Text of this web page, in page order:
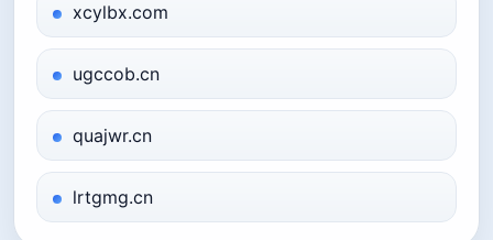
xcylbx.com
ugccob.cn
quajwr.cn
lrtgmg.cn